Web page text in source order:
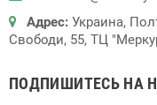
Адрес: Украина,
Свободи, 55, ТЦ
ПОДПИШИТЕСЬ НА